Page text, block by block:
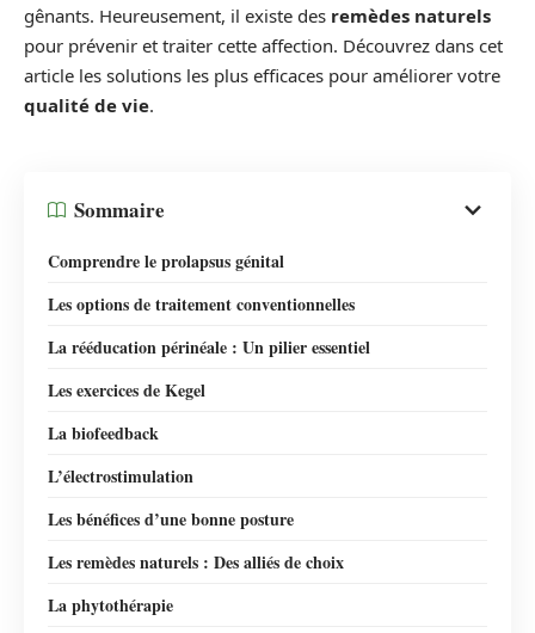
gênants. Heureusement, il existe des remèdes naturels
pour prévenir et traiter cette affection. Découvrez dans cet
article les solutions les plus efficaces pour améliorer votre
qualité de vie.
Sommaire
Comprendre le prolapsus génital
Les options de traitement conventionnelles
La rééducation périnéale : Un pilier essentiel
Les exercices de Kegel
La biofeedback
L’électrostimulation
Les bénéfices d’une bonne posture
Les remèdes naturels : Des alliés de choix
La phytothérapie